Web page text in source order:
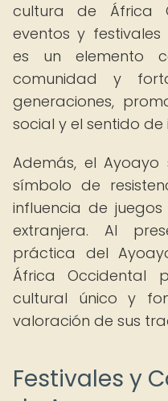
cultura de África
eventos y
es un elemento
comunidad y
generaciones,
social y el sentido
Además, el
símbolo de
influencia de
extranjera. Al
práctica del
África Occidental
cultural único y
valoración de sus
Festivales y